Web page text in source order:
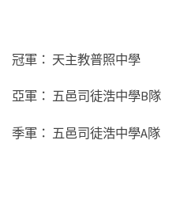
冠軍： 天主教普照中學
亞軍： 五邑司徒浩中學B隊
季軍： 五邑司徒浩中學A隊